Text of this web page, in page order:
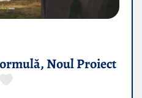
Noul Proiect